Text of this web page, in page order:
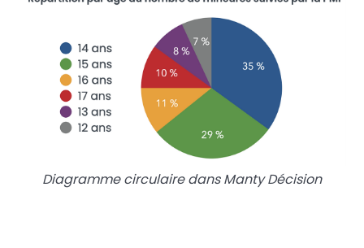
Diagramme circulaire dans Manty Décision